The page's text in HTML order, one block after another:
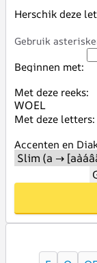
Herschik deze
Gebruik
Beginnen met:
Met deze reeks:
Met deze letters:
Accenten en